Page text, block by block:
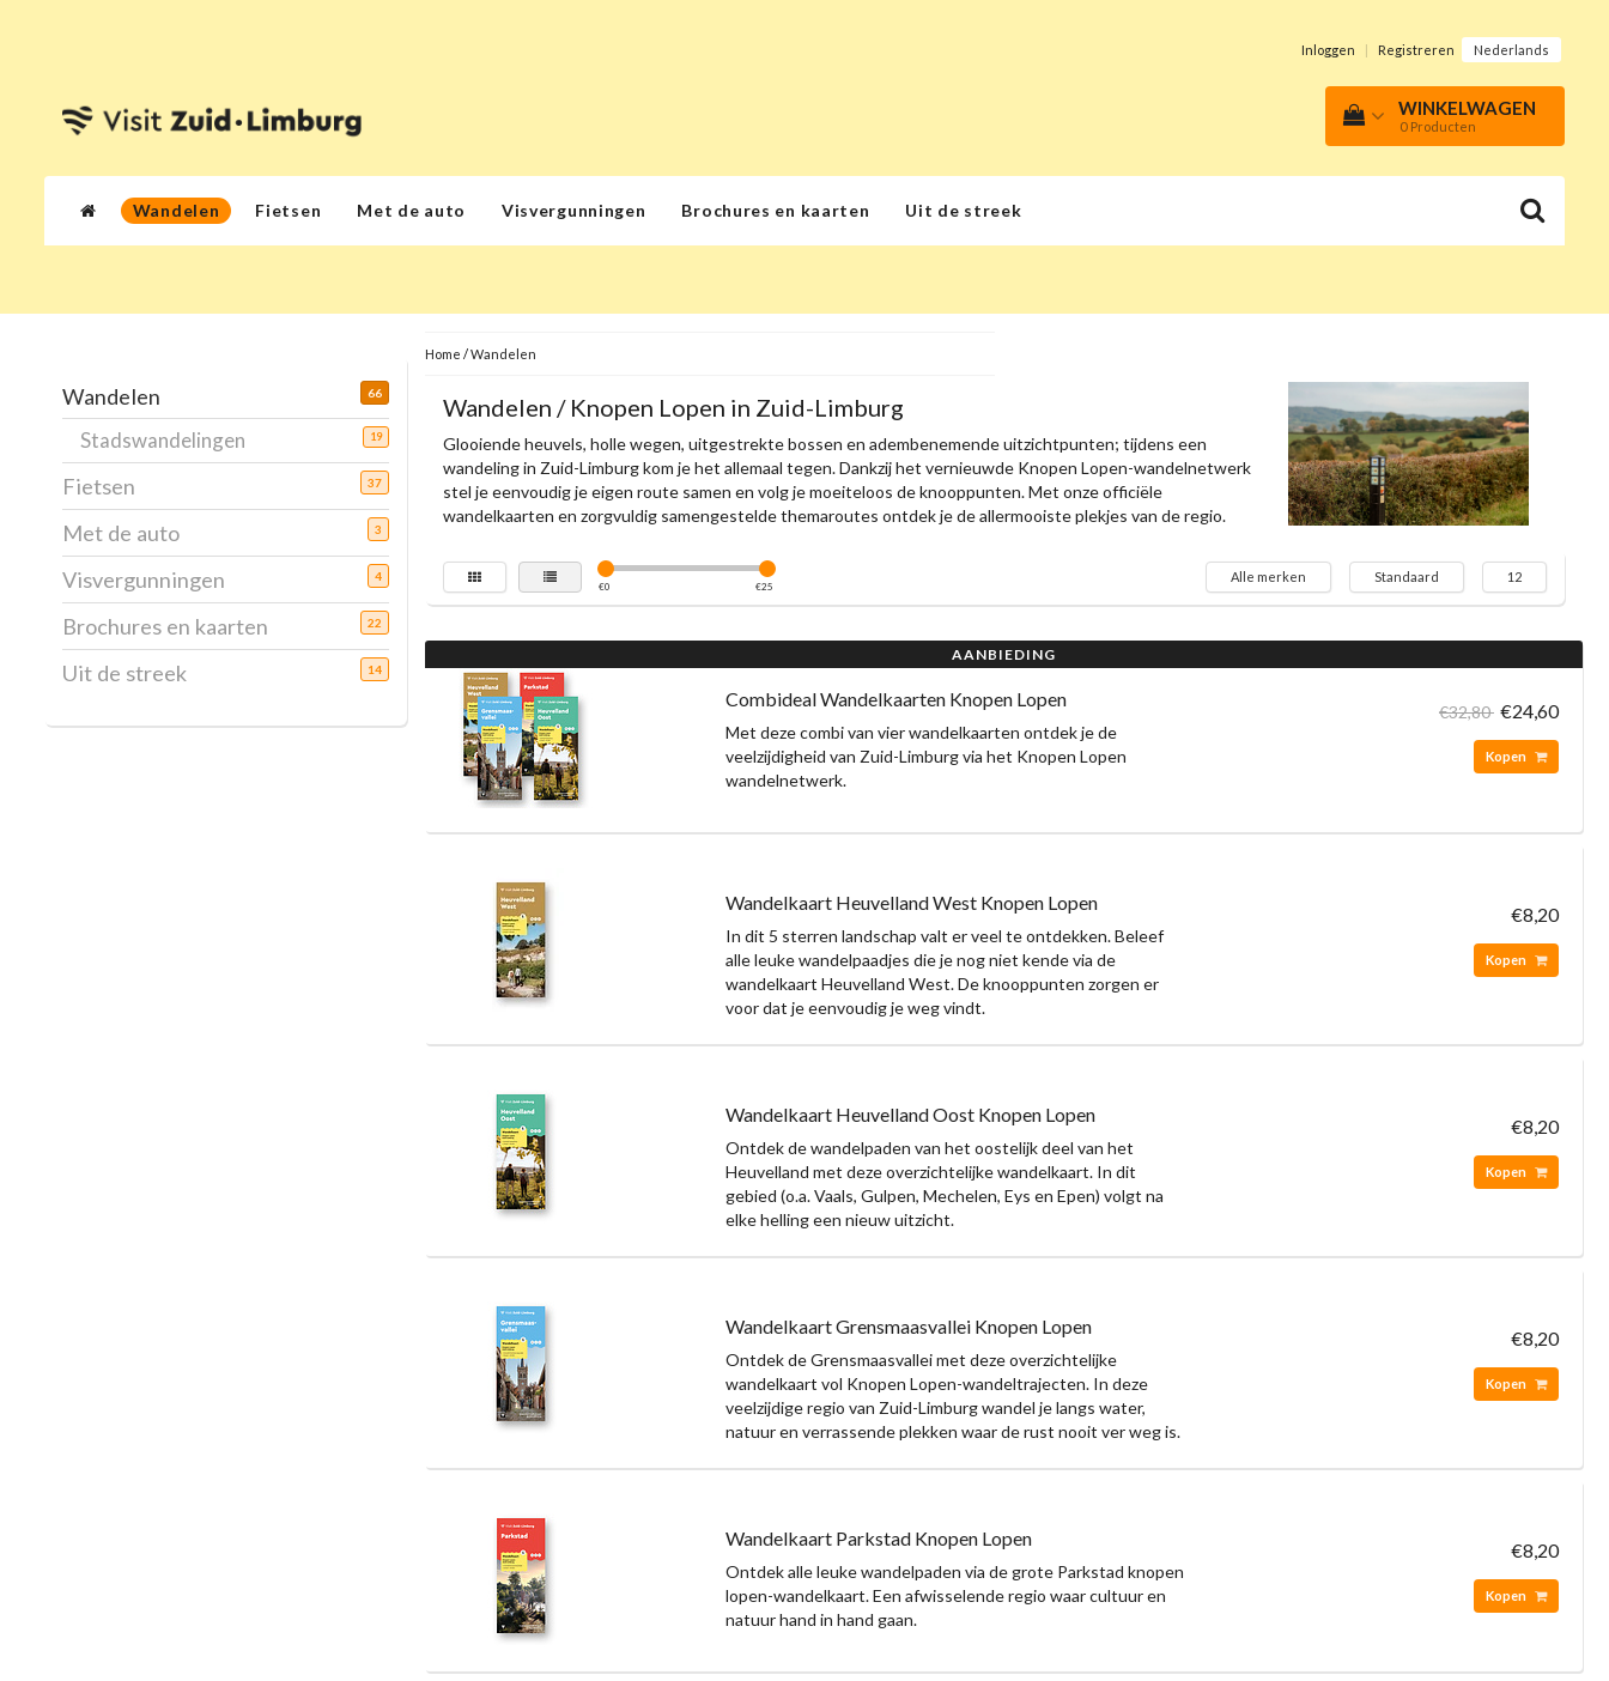
Inloggen | Registreren Nederlands
WINKELWAGEN
0 Producten
Wandelen Fietsen Met de auto Visvergunningen Brochures en kaarten Uit de streek
Wandelen 66
Stadswandelingen 19
Fietsen 37
Met de auto 3
Visvergunningen 4
Brochures en kaarten 22
Uit de streek 14
Home /Wandelen
Wandelen / Knopen Lopen in Zuid-Limburg
Glooiende heuvels, holle wegen, uitgestrekte bossen en adembenemende uitzichtpunten; tijdens een
wandeling in Zuid-Limburg kom je het allemaal tegen. Dankzij het vernieuwde Knopen Lopen-wandelnetwerk
stel je eenvoudig je eigen route samen en volg je moeiteloos de knooppunten. Met onze officiële
wandelkaarten en zorgvuldig samengestelde themaroutes ontdek je de allermooiste plekjes van de regio.
€0 €25
Alle merken Standaard 12
AANBIEDING
Combideal Wandelkaarten Knopen Lopen
Met deze combi van vier wandelkaarten ontdek je de
veelzijdigheid van Zuid-Limburg via het Knopen Lopen
wandelnetwerk.
€32,80 €24,60
Kopen
Wandelkaart Heuvelland West Knopen Lopen
In dit 5 sterren landschap valt er veel te ontdekken. Beleef
alle leuke wandelpaadjes die je nog niet kende via de
wandelkaart Heuvelland West. De knooppunten zorgen er
voor dat je eenvoudig je weg vindt.
€8,20
Kopen
Wandelkaart Heuvelland Oost Knopen Lopen
Ontdek de wandelpaden van het oostelijk deel van het
Heuvelland met deze overzichtelijke wandelkaart. In dit
gebied (o.a. Vaals, Gulpen, Mechelen, Eys en Epen) volgt na
elke helling een nieuw uitzicht.
€8,20
Kopen
Wandelkaart Grensmaasvallei Knopen Lopen
Ontdek de Grensmaasvallei met deze overzichtelijke
wandelkaart vol Knopen Lopen-wandeltrajecten. In deze
veelzijdige regio van Zuid-Limburg wandel je langs water,
natuur en verrassende plekken waar de rust nooit ver weg is.
€8,20
Kopen
Wandelkaart Parkstad Knopen Lopen
Ontdek alle leuke wandelpaden via de grote Parkstad knopen
lopen-wandelkaart. Een afwisselende regio waar cultuur en
natuur hand in hand gaan.
€8,20
Kopen